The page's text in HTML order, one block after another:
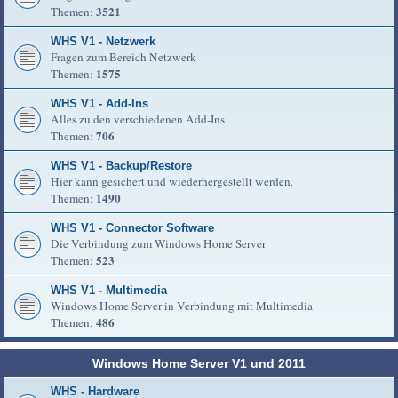
Themen: 3521
WHS V1 - Netzwerk
Fragen zum Bereich Netzwerk
Themen: 1575
WHS V1 - Add-Ins
Alles zu den verschiedenen Add-Ins
Themen: 706
WHS V1 - Backup/Restore
Hier kann gesichert und wiederhergestellt werden.
Themen: 1490
WHS V1 - Connector Software
Die Verbindung zum Windows Home Server
Themen: 523
WHS V1 - Multimedia
Windows Home Server in Verbindung mit Multimedia
Themen: 486
Windows Home Server V1 und 2011
WHS - Hardware